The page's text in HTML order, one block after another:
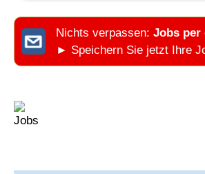
Nichts verpassen: Jobs per
► Speichern Sie jetzt Ihre